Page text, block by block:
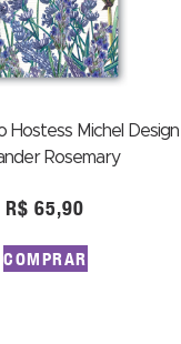
Hostess Michel Design
Rosemary
R$ 65,90
COMPRAR